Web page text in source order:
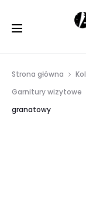
Strona główna
Garnitury wizytowe
granatowy